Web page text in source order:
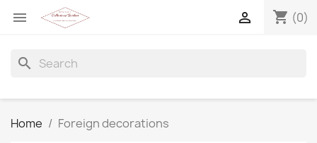
 shopping_cart (0)

search
Home Foreign decorations